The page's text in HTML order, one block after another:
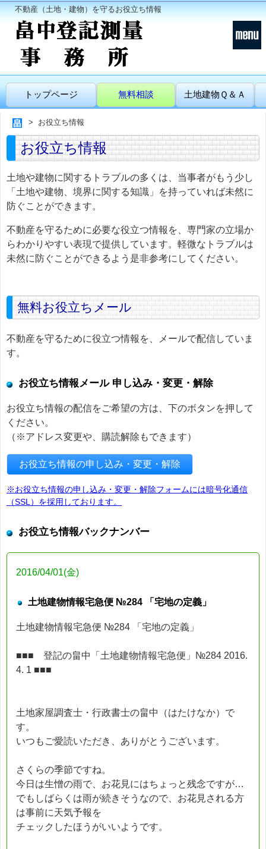
不動産（土地・建物）を守るお役立ち情報
トップページ 無料相談 土地建物Ｑ＆Ａ
お役立ち情報
お役立ち情報
土地や建物に関するトラブルの多くは、当事者がもう少し
「土地や建物、境界に関する知識」を持っていれば未然に
防ぐことができます。
不動産を守るために必要な役立つ情報を、専門家の立場か
らわかりやすい表現で提供しています。軽微なトラブルは
未然に防ぐことができるよう是非参考にしてください。
無料お役立ちメール
不動産を守るために役立つ情報を、メールで配信していま
す。
お役立ち情報メール 申し込み・変更・解除
お役立ち情報の配信をご希望の方は、下のボタンを押して
ください。
（※アドレス変更や、購読解除もできます）
お役立ち情報の申し込み・変更・解除
※お役立ち情報の申し込み・変更・解除フォームには暗号化通信
（SSL）を採用しております。
お役立ち情報バックナンバー
2016/04/01(金)
土地建物情報宅急便 №284 「宅地の定義」
土地建物情報宅急便 №284 「宅地の定義」
■■■ 登記の畠中「土地建物情報宅急便」№284 2016.
4. 1 ■■■
土地家屋調査士・行政書士の畠中（はたけなか）で
す。
いつもご愛読いただき、ありがとうございます。
さくらの季節ですね。
今日は生憎の雨で、お花見にはちょっと残念ですが…
でもしばらくは雨が続きそうなので、お花見される方
は事前に天気予報を
チェックしたほうがいいようです。